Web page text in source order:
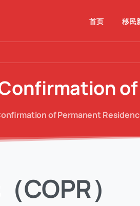
首页 移民
of
of Permanent
COPR）